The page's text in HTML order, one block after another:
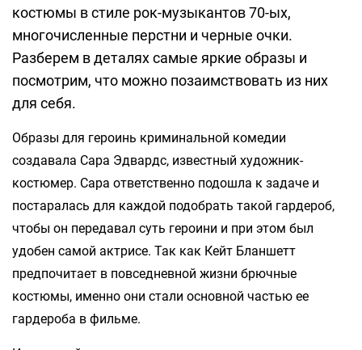
костюмы в стиле рок-музыкантов 70-ых,
многочисленные перстни и черные очки.
Разберем в деталях самые яркие образы и
посмотрим, что можно позаимствовать из них
для себя.
Образы для героинь криминальной комедии
создавала Сара Эдвардс, известный художник-
костюмер. Сара ответственно подошла к задаче и
постаралась для каждой подобрать такой гардероб,
чтобы он передавал суть героини и при этом был
удобен самой актрисе. Так как Кейт Бланшетт
предпочитает в повседневной жизни брючные
костюмы, именно они стали основной частью ее
гардероба в фильме.